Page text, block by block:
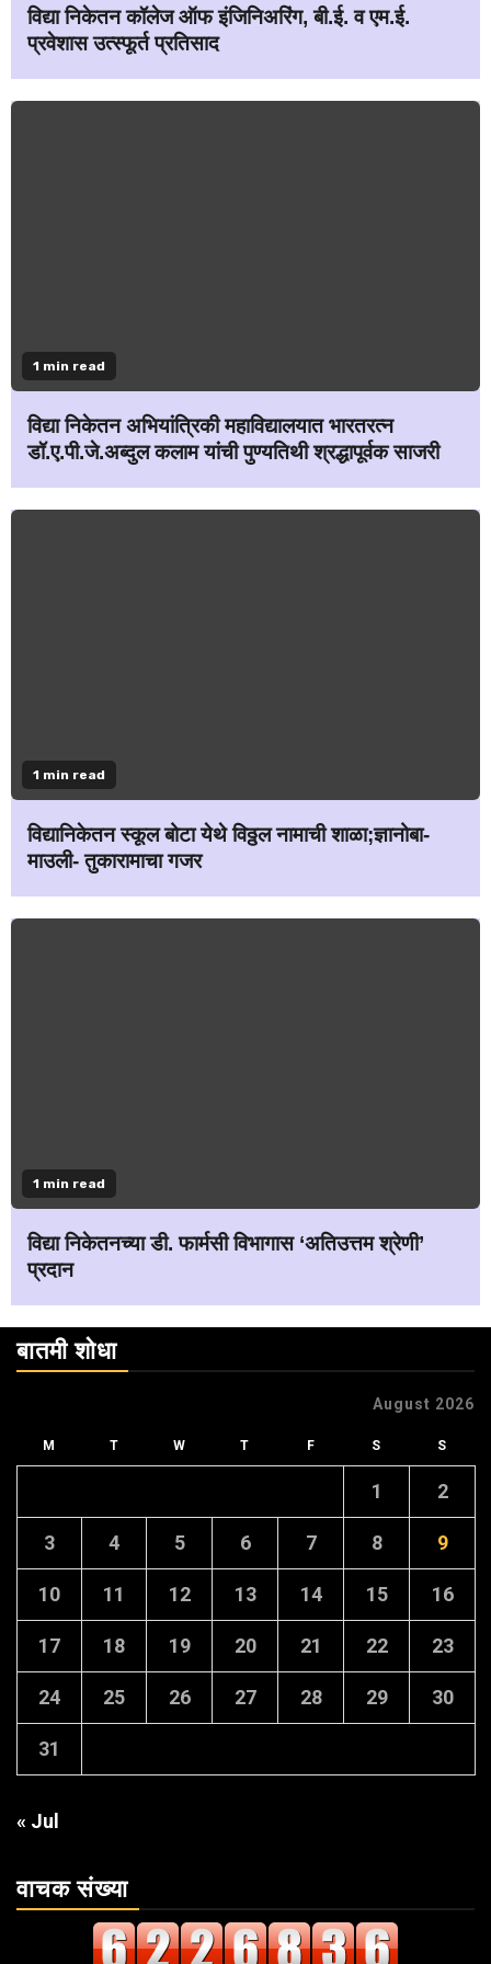
विद्या निकेतन कॉलेज ऑफ इंजिनिअरिंग, बी.ई. व एम.ई.
प्रवेशास उत्स्फूर्त प्रतिसाद
1 min read
विद्या निकेतन अभियांत्रिकी महाविद्यालयात भारतरत्न
डॉ.ए.पी.जे.अब्दुल कलाम यांची पुण्यतिथी श्रद्धापूर्वक साजरी
1 min read
विद्यानिकेतन स्कूल बोटा येथे विठ्ठल नामाची शाळा;ज्ञानोबा-
माउली- तुकारामाचा गजर
1 min read
विद्या निकेतनच्या डी. फार्मसी विभागास ‘अतिउत्तम श्रेणी’
प्रदान
बातमी शोधा
August 2026
M T W T F S S
1 2
3 4 5 6 7 8 9
10 11 12 13 14 15 16
17 18 19 20 21 22 23
24 25 26 27 28 29 30
31
« Jul
वाचक संख्या